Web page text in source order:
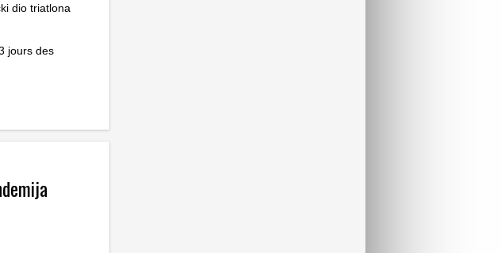
dio triatlona
jours des